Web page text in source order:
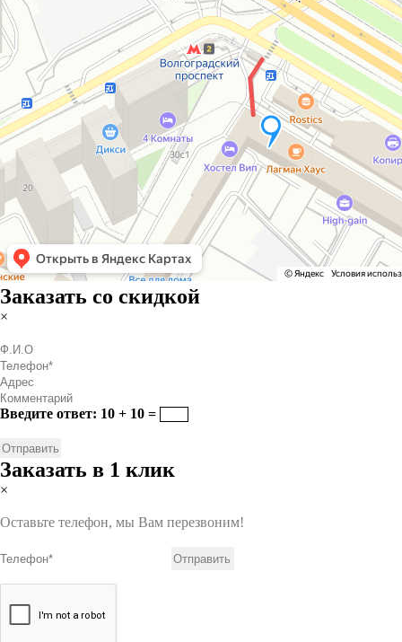
Заказать со скидкой
×
Введите ответ: 10 + 10 =
Заказать в 1 клик
×
Оставьте телефон, мы Вам перезвоним!